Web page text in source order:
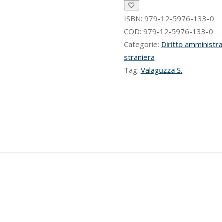
for
value
quantità
ISBN: 979-12-5976-133-0
COD: 979-12-5976-133-0
Categorie: Diritto
straniera
Tag: Valaguzza S.